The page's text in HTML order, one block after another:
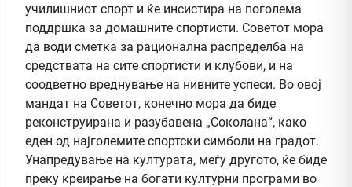
училишниот спорт и ќе инсистира на поголема
поддршка за домашните спортисти. Советот мора
да води сметка за рационална распределба на
средствата на сите спортисти и клубови, и на
соодветно вреднување на нивните успеси. Во овој
мандат на Советот, конечно мора да биде
реконструирана и разубавена „Соколана“, како
еден од најголемите спортски симболи на градот.
Унапредување на културата, меѓу другото, ќе биде
преку креирање на богати културни програми во